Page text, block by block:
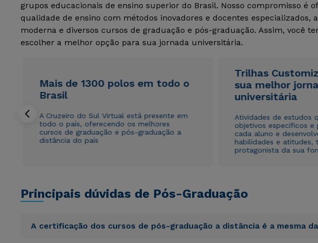
grupos educacionais de ensino superior do Brasil. Nosso compromisso é
qualidade de ensino com métodos inovadores e docentes
moderna e diversos cursos de graduação e pós-graduação. Assim, você
escolher a melhor opção para sua jornada universitária.
Mais de 1300 polos em todo o
Brasil
A Cruzeiro do Sul Virtual está presente em
todo o país, oferecendo os melhores
cursos de graduação e pós-graduação a
distância do país
Trilhas
sua melhor
universitária
Atividades de estudos
objetivos específicos e
cada aluno e
habilidades e atitudes,
protagonista da sua
Principais dúvidas de Pós-Graduação
A certificação dos cursos de pós-graduação a distância é a mesma
Rápido e
Estou de acordo
autorizo que
envio de
Rápido e
Estou de acordo
autorizo que
envio de